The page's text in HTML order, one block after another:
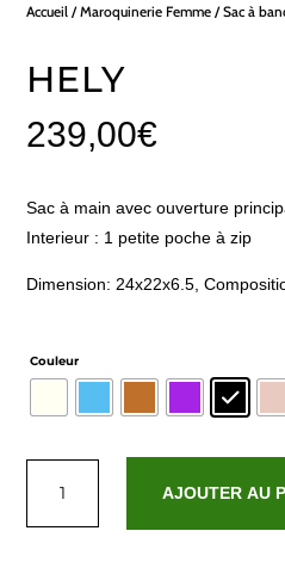
Accueil /Maroquinerie Femme /Sac à
HELY
239,00€
Sac à main avec ouverture
Interieur : 1 petite poche à zip
Dimension: 24x22x6.5,
Couleur
AJOUTER AU